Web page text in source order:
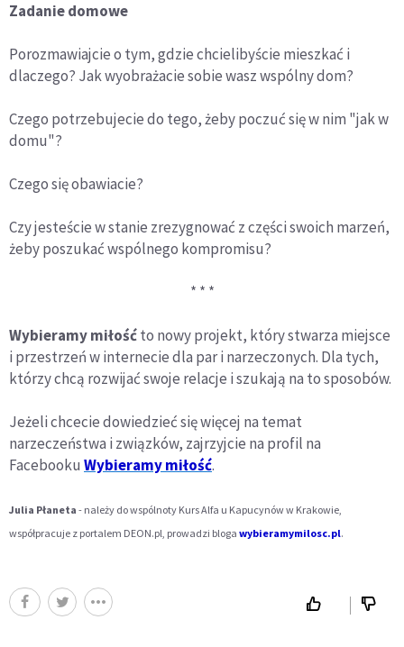
Zadanie domowe
Porozmawiajcie o tym, gdzie chcielibyście mieszkać i
dlaczego? Jak wyobrażacie sobie wasz wspólny dom?
Czego potrzebujecie do tego, żeby poczuć się w nim "jak w
domu"?
Czego się obawiacie?
Czy jesteście w stanie zrezygnować z części swoich marzeń,
żeby poszukać wspólnego kompromisu?
* * *
Wybieramy miłośćto nowy projekt, który stwarza miejsce
i przestrzeń w internecie dla par i narzeczonych. Dla tych,
którzy chcą rozwijać swoje relacje i szukają na to sposobów.
Jeżeli chcecie dowiedzieć się więcej na temat
narzeczeństwa i związków, zajrzyjcie na profil na
Facebooku Wybieramy miłość.
Julia Płaneta - należy do wspólnoty Kurs Alfa u Kapucynów w Krakowie,
współpracuje z portalem DEON.pl, prowadzi bloga wybieramymilosc.pl.